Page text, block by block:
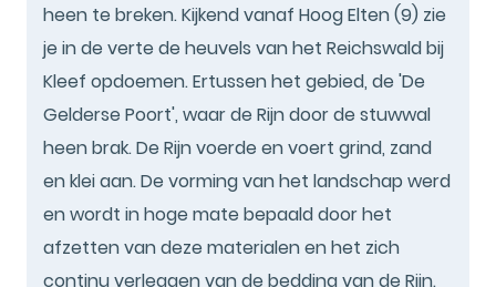
heen te breken. Kijkend vanaf Hoog Elten (9) zie
je in de verte de heuvels van het Reichswald bij
Kleef opdoemen. Ertussen het gebied, de 'De
Gelderse Poort', waar de Rijn door de stuwwal
heen brak. De Rijn voerde en voert grind, zand
en klei aan. De vorming van het landschap werd
en wordt in hoge mate bepaald door het
afzetten van deze materialen en het zich
continu verleggen van de bedding van de Rijn.